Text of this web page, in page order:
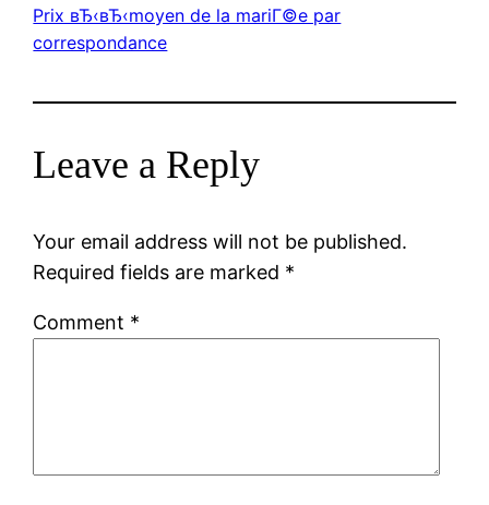
Prix вЂ‹вЂ‹moyen de la mariГ©e par
correspondance
Leave a Reply
Your email address will not be published.
Required fields are marked *
Comment *